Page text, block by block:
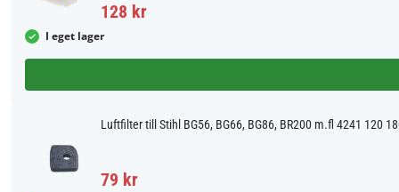
128 kr
I eget lager
Luftfilter till Stihl BG56, BG66, BG86, BR200 m.fl 4241 120
79 kr